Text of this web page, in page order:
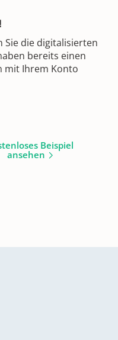
Sie die digitalisierten
bereits einen
mit Ihrem Konto
Beispiel
ansehen